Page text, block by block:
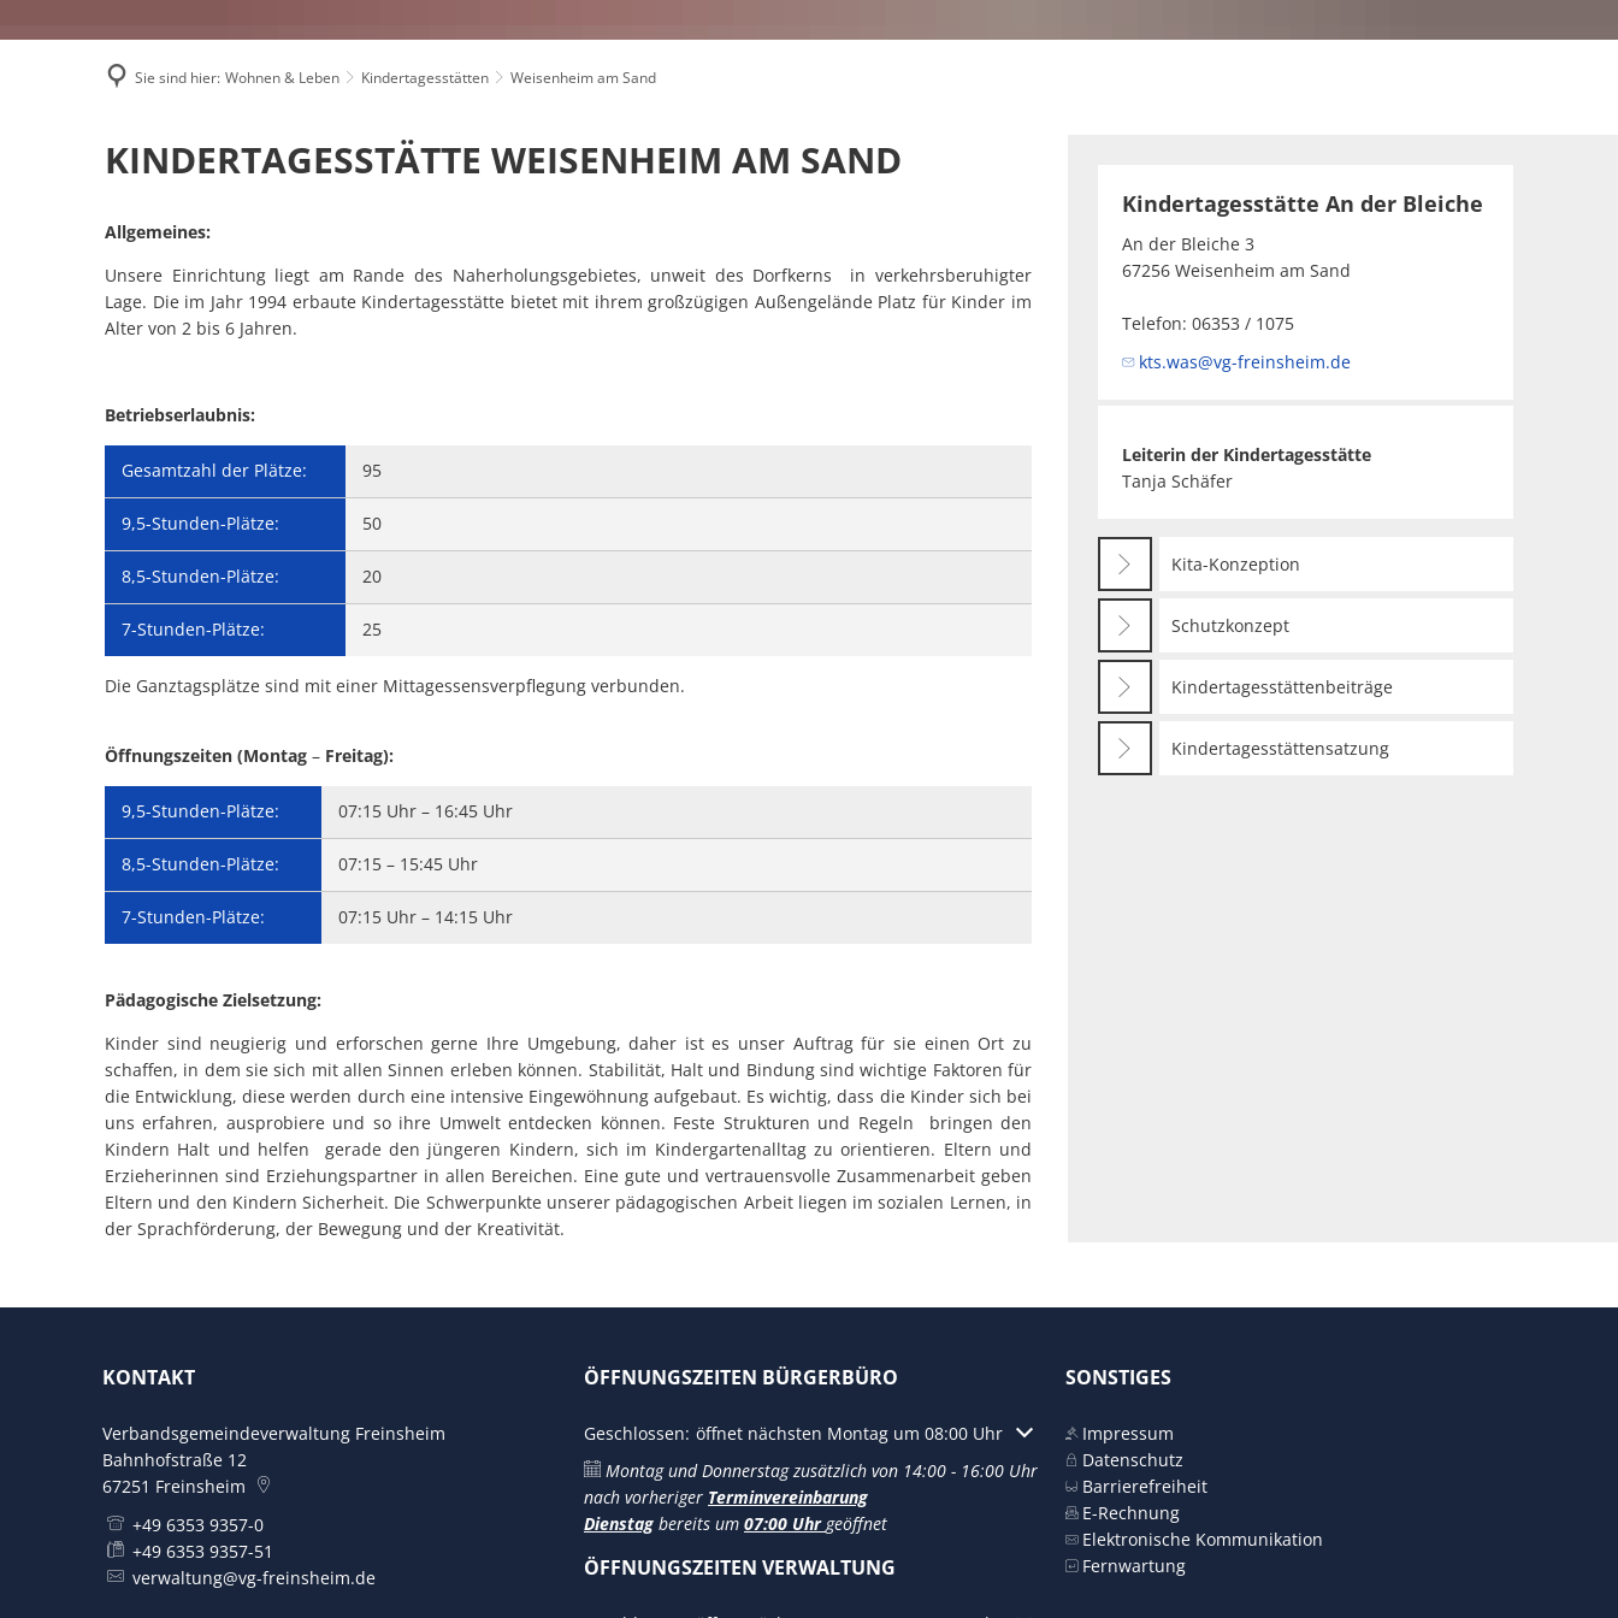
Sie sind hier: Wohnen & Leben Kindertagesstätten Weisenheim am Sand
Weisenheim
KINDERTAGESSTÄTTE WEISENHEIM AM SAND
Allgemeines:
Unsere Einrichtung liegt am Rande des Naherholungsgebietes, unweit des Dorfkerns in verkehrsberuhigter
Lage. Die im Jahr 1994 erbaute Kindertagesstätte bietet mit ihrem großzügigen Außengelände Platz für Kinder im
Alter von 2 bis 6 Jahren.
Betriebserlaubnis:
Gesamtzahl der Plätze: 95
9,5-Stunden-Plätze: 50
8,5-Stunden-Plätze: 20
7-Stunden-Plätze: 25
Die Ganztagsplätze sind mit einer Mittagessensverpflegung verbunden.
Öffnungszeiten (Montag – Freitag):
9,5-Stunden-Plätze: 07:15 Uhr – 16:45 Uhr
8,5-Stunden-Plätze: 07:15 – 15:45 Uhr
7-Stunden-Plätze: 07:15 Uhr – 14:15 Uhr
Pädagogische Zielsetzung:
Kinder sind neugierig und erforschen gerne Ihre Umgebung, daher ist es unser Auftrag für sie einen Ort zu
schaffen, in dem sie sich mit allen Sinnen erleben können. Stabilität, Halt und Bindung sind wichtige Faktoren für
die Entwicklung, diese werden durch eine intensive Eingewöhnung aufgebaut. Es wichtig, dass die Kinder sich bei
uns erfahren, ausprobiere und so ihre Umwelt entdecken können. Feste Strukturen und Regeln bringen den
Kindern Halt und helfen gerade den jüngeren Kindern, sich im Kindergartenalltag zu orientieren. Eltern und
Erzieherinnen sind Erziehungspartner in allen Bereichen. Eine gute und vertrauensvolle Zusammenarbeit geben
Eltern und den Kindern Sicherheit. Die Schwerpunkte unserer pädagogischen Arbeit liegen im sozialen Lernen, in
der Sprachförderung, der Bewegung und der Kreativität.
Kindertagesstätte An der Bleiche
An der Bleiche 3
67256 Weisenheim am Sand
Telefon: 06353 / 1075
kts.was@vg-freinsheim.de
Leiterin der Kindertagesstätte
Tanja Schäfer
Kita-Konzeption
Schutzkonzept
Kindertagesstättenbeiträge
Kindertagesstättensatzung
KONTAKT
Verbandsgemeindeverwaltung Freinsheim
Bahnhofstraße 12
67251 Freinsheim
+49 6353 9357-0
+49 6353 9357-51
verwaltung@vg-freinsheim.de
ÖFFNUNGSZEITEN BÜRGERBÜRO
Klicken, um weitere Öffnungs- oder Schließzeiten auszublenden
Geschlossen: öffnet nächsten Montag um 08:00 Uhr
Montag und Donnerstag zusätzlich von 14:00 - 16:00 Uhr
nach vorheriger Terminvereinbarung
Dienstag bereits um 07:00 Uhrgeöffnet
ÖFFNUNGSZEITEN VERWALTUNG
SONSTIGES
Impressum
Datenschutz
Barrierefreiheit
E-Rechnung
Elektronische Kommunikation
Fernwartung